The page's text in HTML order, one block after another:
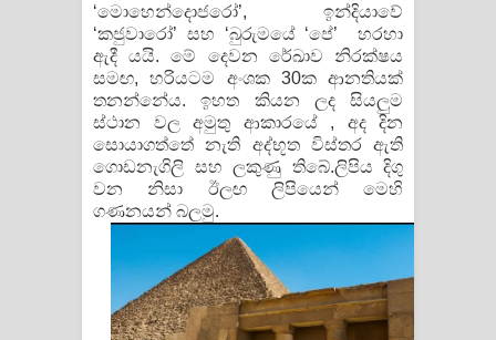
‘මොහෙන්දොජරෝ’, ඉන්දියාවේ
‘කජුවාරෝ’ සහ ‘බුරුමයේ ‘පේ’ හරහා
ඇදී යයි. මේ දෙවන රේඛාව නිරක්ෂය
සමඟ, හරියටම අංශක 30ක ආනතියක්
තනන්නේය. ඉහත කියන ලද සියලුම
ස්ථාන වල අමුතු ආකාරයේ , අද දින
සොයාගත්තේ නැති අද්භූත විස්තර ඇති
ගොඩනැගිලි සහ ලකුණු තිබේ.ලිපිය දිගු
වන නිසා ඊලඟ ලිපියෙන් මෙහි
ගණනයන් බලමු.